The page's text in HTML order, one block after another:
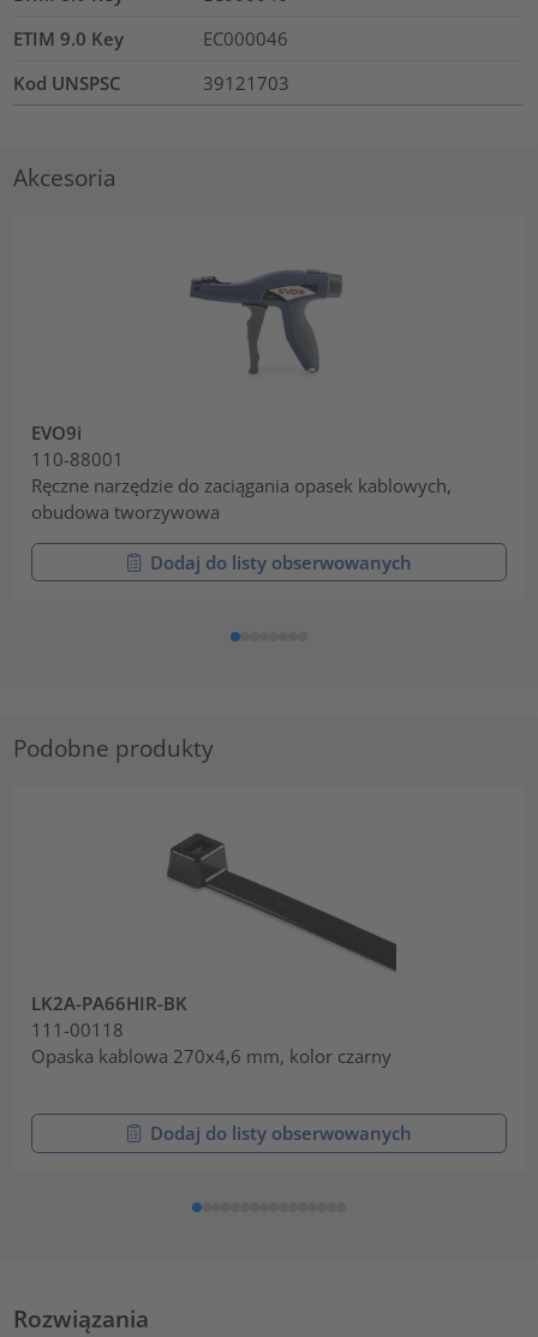
ETIM 9.0 Key
EC000046
Kod UNSPSC
39121703
Akcesoria
EVO9i
110-88001
Ręczne narzędzie do zaciągania opasek kablowych,
obudowa tworzywowa
Dodaj do listy obserwowanych
Podobne produkty
LK2A-PA66HIR-BK
111-00118
Opaska kablowa 270x4,6 mm, kolor czarny
Dodaj do listy obserwowanych
Rozwiązania